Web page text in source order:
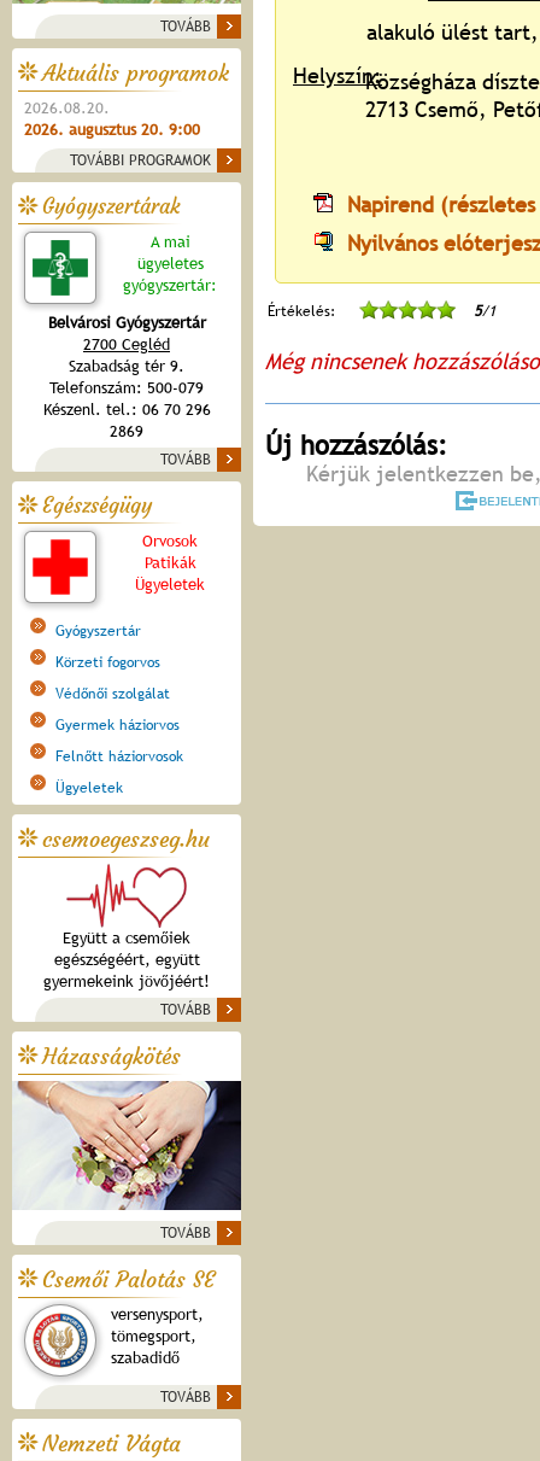
TOVÁBB
Aktuális programok
2026.08.20.
2026. augusztus 20. 9:00
TOVÁBBI PROGRAMOK
Gyógyszertárak
A mai
ügyeletes
gyógyszertár:
Belvárosi Gyógyszertár
2700 Cegléd
Szabadság tér 9.
Telefonszám: 500-079
Készenl. tel.: 06 70 296
2869
TOVÁBB
Egészségügy
Orvosok
Patikák
Ügyeletek
Gyógyszertár
Körzeti fogorvos
Védőnői szolgálat
Gyermek háziorvos
Felnőtt háziorvosok
Ügyeletek
csemoegeszseg.hu
Együtt a csemőiek
egészségéért, együtt
gyermekeink jövőjéért!
TOVÁBB
Házasságkötés
TOVÁBB
Csemői Palotás SE
versenysport,
tömegsport,
szabadidő
TOVÁBB
Nemzeti Vágta
alakuló ülést
Helyszín:Községháza
2713 Csemő,
Napirend
Nyilvános
Értékelés: 5/1
Még nincsenek
Új hozzászólás:
Kérjük jelentkezzen